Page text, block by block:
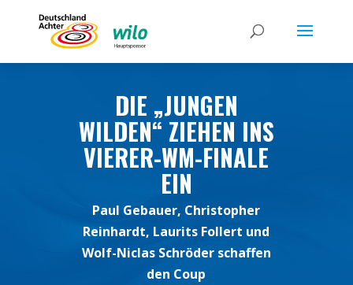
DIE „JUNGEN
WILDEN“ ZIEHEN INS
VIERER-WM-FINALE
EIN
Paul Gebauer, Christopher
Reinhardt, Laurits Follert und
Wolf-Niclas Schröder schaffen
den Coup